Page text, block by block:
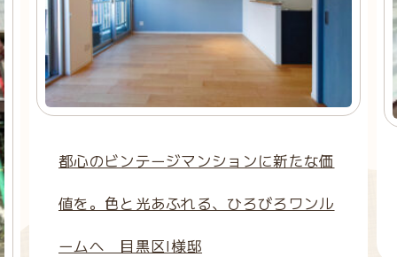
都心のビンテージマンションに新たな価
値を。色と光あふれる、ひろびろワンル
ームへ 目黒区I様邸